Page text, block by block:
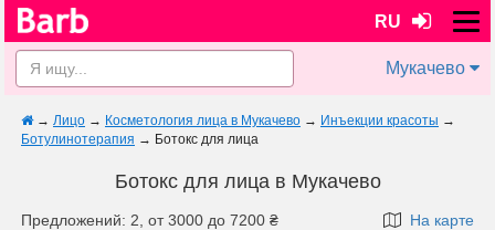
RU
Мукачево
→ Лицо → Косметология лица в Мукачево → Инъекции красоты →
Ботулинотерапия → Ботокс для лица
Ботокс для лица в Мукачево
Предложений: 2, от 3000 до 7200 ₴ На карте